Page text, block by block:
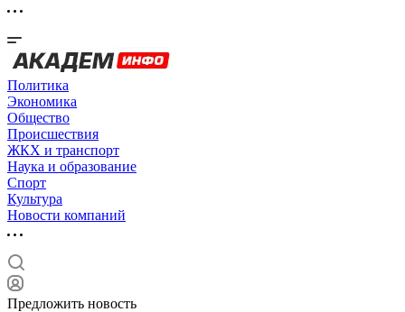
Политика
Экономика
Общество
Происшествия
ЖКХ и транспорт
Наука и образование
Спорт
Культура
Новости компаний
Предложить новость